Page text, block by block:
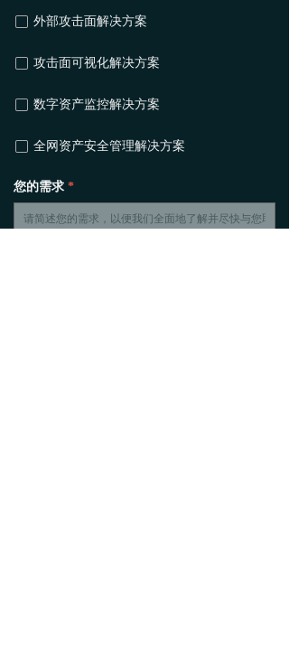
넁 外部攻击面解决方案
넁 攻击面可视化解决方案
넁 数字资产监控解决方案
넁 全网资产安全管理解决方案
您的需求 *